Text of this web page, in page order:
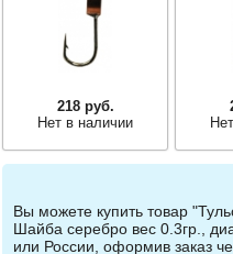
218 руб.
Нет в наличии
Вы можете купить товар
Шайба серебро вес 0.3гр.,
или России, оформив заказ